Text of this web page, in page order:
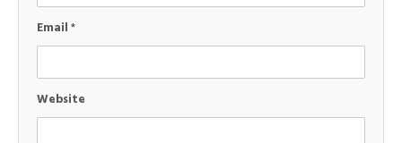
Email*
Website